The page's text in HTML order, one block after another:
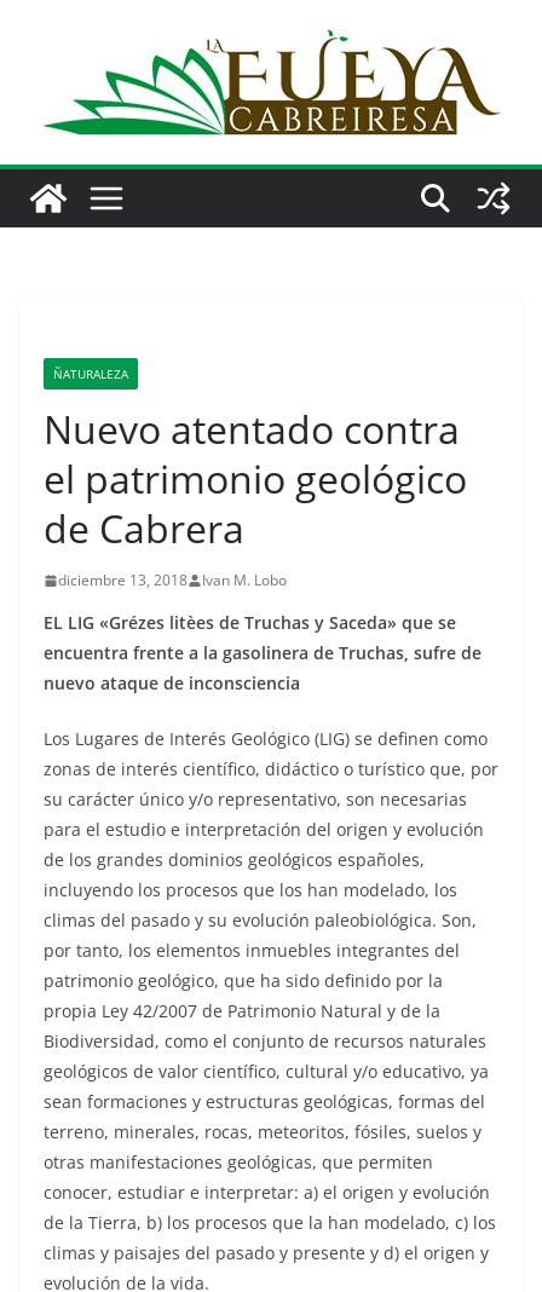
ÑATURALEZA
Nuevo atentado contra
el patrimonio geológico
de Cabrera
diciembre 13, 2018 Ivan M. Lobo
EL LIG «Grézes litèes de Truchas y Saceda» que se
encuentra frente a la gasolinera de Truchas, sufre de
nuevo ataque de inconsciencia
Los Lugares de Interés Geológico (LIG) se definen como
zonas de interés científico, didáctico o turístico que, por
su carácter único y/o representativo, son necesarias
para el estudio e interpretación del origen y evolución
de los grandes dominios geológicos españoles,
incluyendo los procesos que los han modelado, los
climas del pasado y su evolución paleobiológica. Son,
por tanto, los elementos inmuebles integrantes del
patrimonio geológico, que ha sido definido por la
propia Ley 42/2007 de Patrimonio Natural y de la
Biodiversidad, como el conjunto de recursos naturales
geológicos de valor científico, cultural y/o educativo, ya
sean formaciones y estructuras geológicas, formas del
terreno, minerales, rocas, meteoritos, fósiles, suelos y
otras manifestaciones geológicas, que permiten
conocer, estudiar e interpretar: a) el origen y evolución
de la Tierra, b) los procesos que la han modelado, c) los
climas y paisajes del pasado y presente y d) el origen y
evolución de la vida.